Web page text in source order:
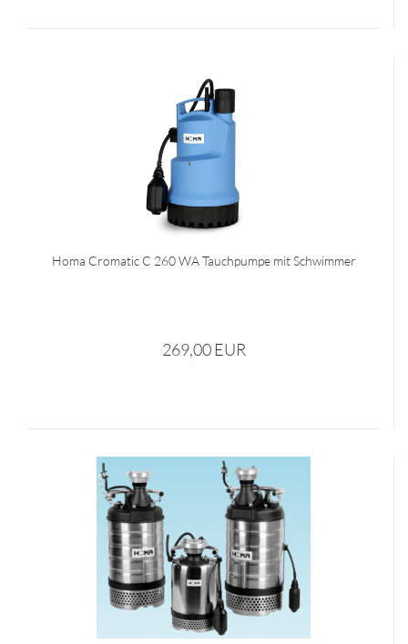
Homa Cromatic C 260 WA Tauchpumpe mit Schwimmer
269,00 EUR